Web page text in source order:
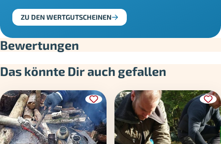
ZU DEN WERTGUTSCHEINEN
Bewertungen
Das könnte Dir auch gefallen